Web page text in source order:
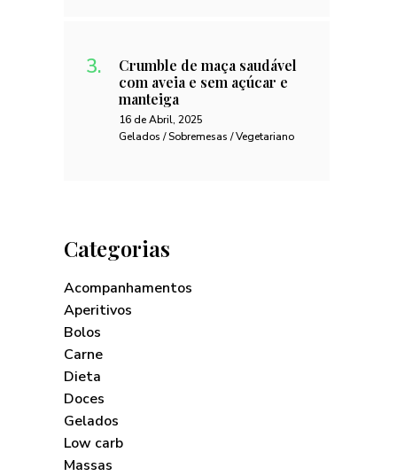
Crumble de maça saudável
com aveia e sem açúcar e
manteiga
16 de Abril, 2025
Gelados / Sobremesas / Vegetariano
Categorias
Acompanhamentos
Aperitivos
Bolos
Carne
Dieta
Doces
Gelados
Low carb
Massas